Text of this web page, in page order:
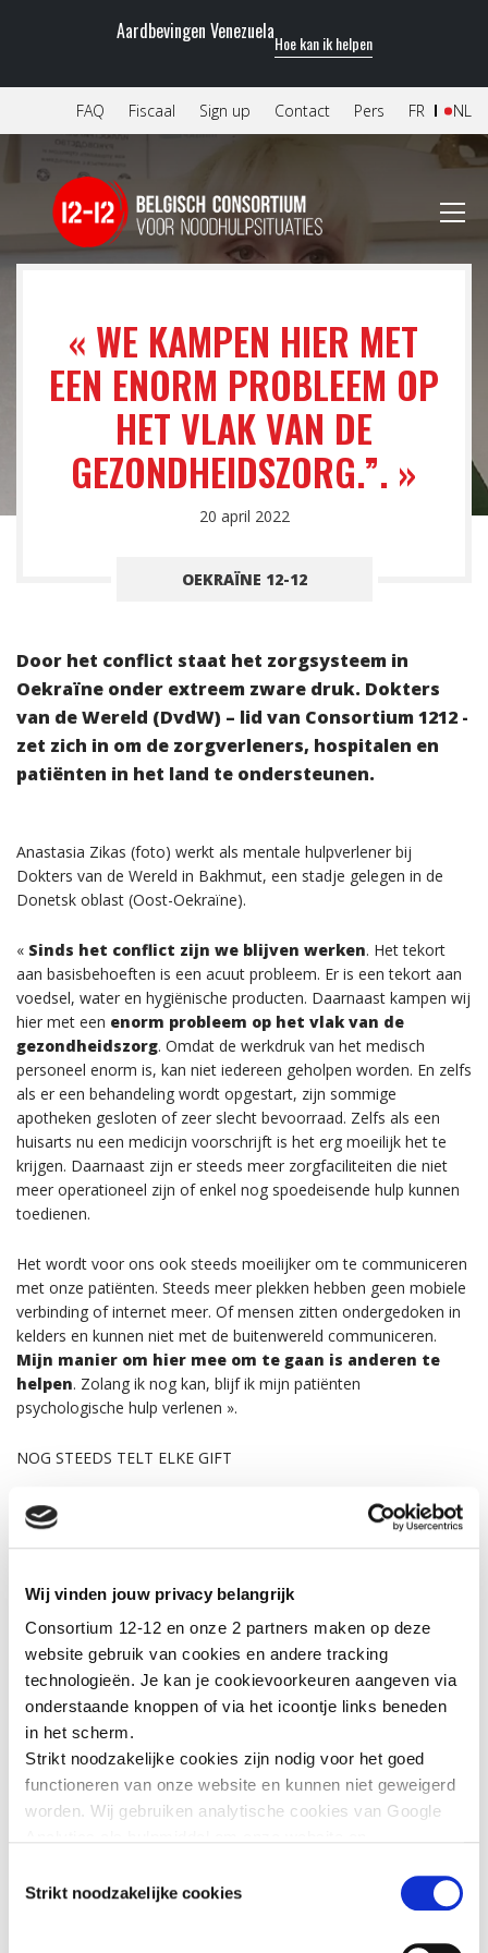
Wij vinden jouw privacy belangrijk
Consortium 12-12 en onze 2 partners maken op deze
website gebruik van cookies en andere tracking
technologieën. Je kan je cookievoorkeuren aangeven via
onderstaande knoppen of via het icoontje links beneden
in het scherm.
Strikt noodzakelijke cookies zijn nodig voor het goed
functioneren van onze website en kunnen niet geweigerd
worden. Wij gebruiken analytische cookies van Google
zorgen ervoor dat je de embedded video’s van YouTube
spamfilter te activeren. Wij en onze partners gebruiken
Strikt noodzakelijke cookies
Aardbevingen VenezuelaHoe kan ik helpen
FAQ Fiscaal Sign up Contact Pers NL
FR
« WE KAMPEN HIER MET
EEN ENORM PROBLEEM OP
HET VLAK VAN DE
GEZONDHEIDSZORG.”. »
20 april 2022
OEKRAÏNE 12-12
Door het conflict staat het zorgsysteem in
Oekraïne onder extreem zware druk. Dokters
van de Wereld (DvdW) – lid van Consortium 1212 -
zet zich in om de zorgverleners, hospitalen en
patiënten in het land te ondersteunen.
Anastasia Zikas (foto) werkt als mentale hulpverlener bij
Dokters van de Wereld in Bakhmut, een stadje gelegen in de
Donetsk oblast (Oost-Oekraïne).
« Sinds het conflict zijn we blijven werken. Het tekort
aan basisbehoeften is een acuut probleem. Er is een tekort aan
voedsel, water en hygiënische producten. Daarnaast kampen wij
hier met een enorm probleem op het vlak van de
gezondheidszorg. Omdat de werkdruk van het medisch
personeel enorm is, kan niet iedereen geholpen worden. En zelfs
als er een behandeling wordt opgestart, zijn sommige
apotheken gesloten of zeer slecht bevoorraad. Zelfs als een
huisarts nu een medicijn voorschrijft is het erg moeilijk het te
krijgen. Daarnaast zijn er steeds meer zorgfaciliteiten die niet
meer operationeel zijn of enkel nog spoedeisende hulp kunnen
toedienen.
Het wordt voor ons ook steeds moeilijker om te communiceren
met onze patiënten. Steeds meer plekken hebben geen mobiele
verbinding of internet meer. Of mensen zitten ondergedoken in
kelders en kunnen niet met de buitenwereld communiceren.
Mijn manier om hier mee om te gaan is anderen te
helpen. Zolang ik nog kan, blijf ik mijn patiënten
psychologische hulp verlenen ».
NOG STEEDS TELT ELKE GIFT
OEKRAINE 12-12 is een gezamenlijke oproep van het Belgische
Consortium voor Noodhulpsituaties waaronder Caritas
International, la Croix-Rouge de Belgique/Rode Kruis –
België, Oxfam België, Plan International België en UNICEF
België. Zij bieden hulp aan de slachtoffers van het geweld in
Oekraine ter plaatse en in de buurlanden
Het helpen van slachtoffers van het geweld kan nog tot 31
december 2022 via een online storting of via een overschrijving
op het nummer BE19 0000 0000 1212